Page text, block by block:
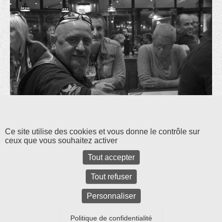
Les commentaires et les rétroliens sont fermés pour l'instant.
Ce site utilise des cookies et vous donne le contrôle sur
ceux que vous souhaitez activer
Tout accepter
Tout refuser
Personnaliser
Politique de confidentialité